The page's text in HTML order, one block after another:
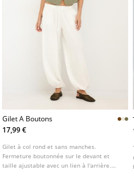
Gilet A Boutons
17,99 €
Gilet à col rond et sans manches.
Fermeture boutonnée sur le devant et
taille ajustable avec un lien à l'arrière.